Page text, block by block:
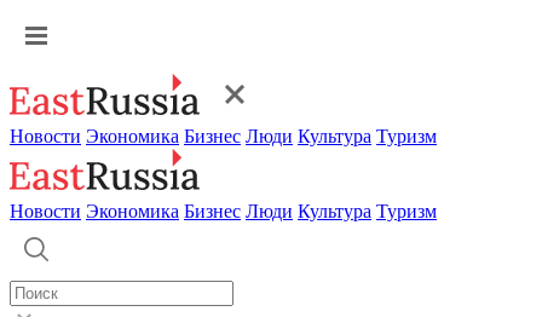
Новости Экономика Бизнес Люди Культура Туризм
Новости Экономика Бизнес Люди Культура Туризм